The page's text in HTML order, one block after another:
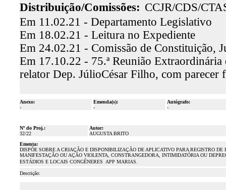
Distribuição/Comissões: CCJR/CDS/
Em 11.02.21 - Departamento Legislativo
Em 18.02.21 - Leitura no Expediente
Em 24.02.21 - Comissão de Constituição,
Em 17.10.22 - 75.ª Reunião Extraordinária
relator Dep. JúlioCésar Filho, com
Anexo:
-
Emenda(s):
-
Autógrafo:
-
Nº do Proj.:
32/22
Autor:
AUGUSTA BRITO
Ementa:
DISPÕE SOBRE A CRIAÇÃO E DISPONIBILIZAÇÃO DE APLICATIVO PARA REGISTRO
MANIFESTAÇÃO OU AÇÃO VIOLENTA, CONSTRANGEDORA, INTIMIDATÓRIA OU
ESTÁDIOS E LOCAIS CONGÊNERES  APP MARIAS.
Descrição: